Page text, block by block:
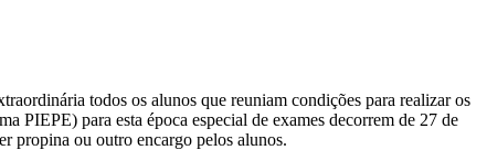
todos os alunos que reuniam condições para realizar os
PIEPE) para esta época especial de exames decorrem de 27 de
propina ou outro encargo pelos alunos.